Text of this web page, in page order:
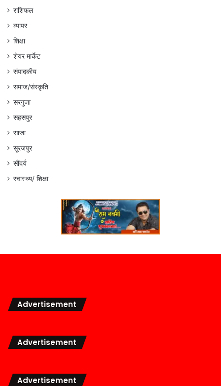
राशिफल
व्यापर
शिक्षा
शेयर मार्केट
संपादकीय
समाज/संस्कृति
सरगुजा
सहसपुर
साजा
सूरजपुर
सौंदर्य
स्वास्थ्य/ शिक्षा
Advertisement
Advertisement
Advertisement